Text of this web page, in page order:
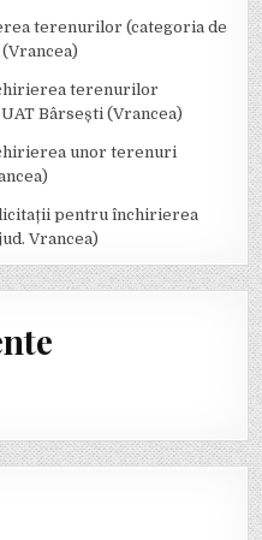
terenurilor (categoria de
terenurilor
Bârsești (Vrancea)
unor terenuri
pentru închirierea
Vrancea)